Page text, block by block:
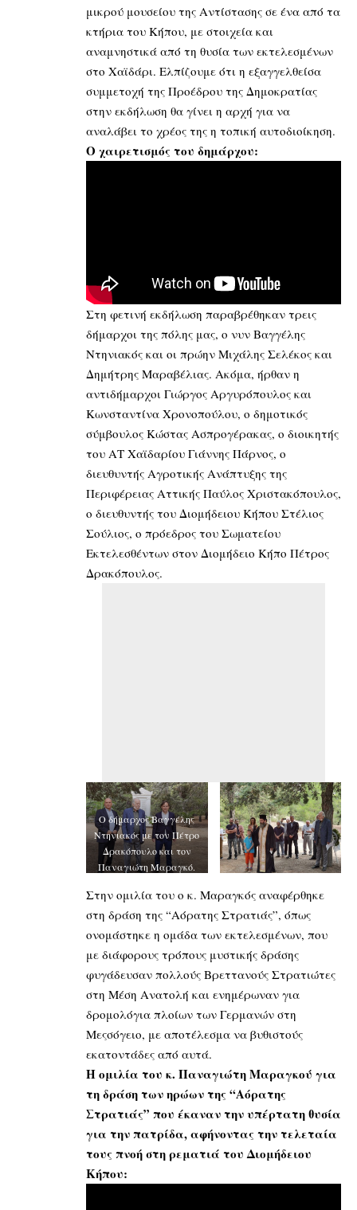
μικρού μουσείου της Αντίστασης σε ένα από τα
κτήρια του Κήπου, με στοιχεία και
αναμνηστικά από τη θυσία των εκτελεσμένων
στο Χαϊδάρι. Ελπίζουμε ότι η εξαγγελθείσα
συμμετοχή της Προέδρου της Δημοκρατίας
στην εκδήλωση θα γίνει η αρχή για να
αναλάβει το χρέος της η τοπική αυτοδιοίκηση.
Ο χαιρετισμός του δημάρχου:
Στη φετινή εκδήλωση παραβρέθηκαν τρεις
δήμαρχοι της πόλης μας, ο νυν Βαγγέλης
Ντηνιακός και οι πρώην Μιχάλης Σελέκος και
Δημήτρης Μαραβέλιας. Ακόμα, ήρθαν η
αντιδήμαρχοι Γιώργος Αργυρόπουλος και
Κωνσταντίνα Χρονοπούλου, ο δημοτικός
σύμβουλος Κώστας Ασπρογέρακας, ο διοικητής
του ΑΤ Χαϊδαρίου Γιάννης Πάρνος, ο
διευθυντής Αγροτικής Ανάπτυξης της
Περιφέρειας Αττικής Παύλος Χριστακόπουλος,
ο διευθυντής του Διομήδειου Κήπου Στέλιος
Σούλιος, ο πρόεδρος του Σωματείου
Εκτελεσθέντων στον Διομήδειο Κήπο Πέτρος
Δρακόπουλος.
Ο δήμαρχος Βαγγέλης
Ντηνιακός με τον Πέτρο
Δρακόπουλο και τον
Παναγιώτη Μαραγκό.
Στην ομιλία του ο κ. Μαραγκός αναφέρθηκε
στη δράση της “Αόρατης Στρατιάς”, όπως
ονομάστηκε η ομάδα των εκτελεσμένων, που
με διάφορους τρόπους μυστικής δράσης
φυγάδευσαν πολλούς Βρεττανούς Στρατιώτες
στη Μέση Ανατολή και ενημέρωναν για
δρομολόγια πλοίων των Γερμανών στη
Μεςσόγειο, με αποτέλεσμα να βυθιστούς
εκατοντάδες από αυτά.
Η ομιλία του κ. Παναγιώτη Μαραγκού για
τη δράση των ηρώων της “Αόρατης
Στρατιάς” που έκαναν την υπέρτατη θυσία
για την πατρίδα, αφήνοντας την τελεταία
τους πνοή στη ρεματιά του Διομήδειου
Κήπου: